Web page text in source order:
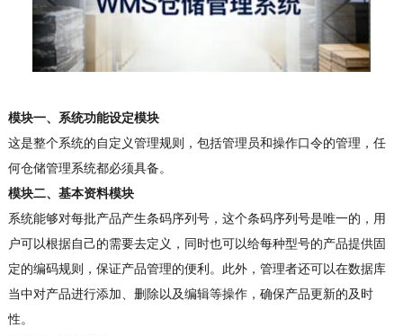
模块一、系统功能设定模块
这是整个系统的自定义管理规则，包括管理员和操作口令的管理，任
何仓储管理系统都必须具备。
模块二、基本资料模块
系统能够对每批产品产生条码序列号，这个条码序列号是唯一的，用
户可以根据自己的需要去定义，同时也可以给每种型号的产品提供固
定的编码规则，保证产品管理的便利。此外，管理者还可以在数据库
当中对产品进行添加、删除以及编辑等操作，确保产品更新的及时
性。